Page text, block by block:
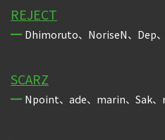
REJECT
Dhimoruto、NoriseN、Dep
SCARZ
Npoint、ade、marin、Sak